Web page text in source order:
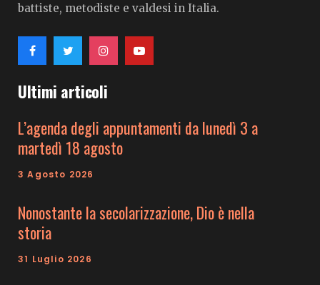
battiste, metodiste e valdesi in Italia.
Ultimi articoli
L’agenda degli appuntamenti da lunedì 3 a
martedì 18 agosto
3 Agosto 2026
Nonostante la secolarizzazione, Dio è nella
storia
31 Luglio 2026